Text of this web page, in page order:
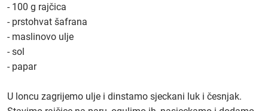
- 100 g rajčica
- prstohvat šafrana
- maslinovo ulje
- sol
- papar
U loncu zagrijemo ulje i dinstamo sjeckani luk i česnjak.